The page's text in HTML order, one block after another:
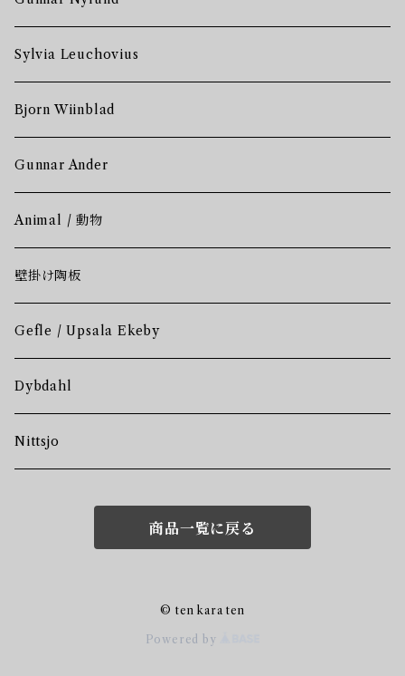
Sylvia Leuchovius
Bjorn Wiinblad
Gunnar Ander
Animal / 動物
壁掛け陶板
Gefle / Upsala Ekeby
Dybdahl
Nittsjo
商品一覧に戻る
© ten kara ten
Powered by